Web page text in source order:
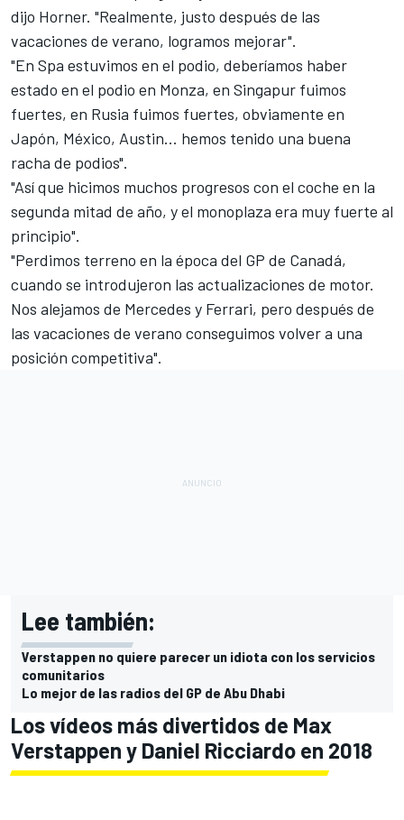
dijo Horner. "Realmente, justo después de las
vacaciones de verano, logramos mejorar".
"En Spa estuvimos en el podio, deberíamos haber
estado en el podio en Monza, en Singapur fuimos
fuertes, en Rusia fuimos fuertes, obviamente en
Japón, México, Austin... hemos tenido una buena
racha de podios".
"Así que hicimos muchos progresos con el coche en la
segunda mitad de año, y el monoplaza era muy fuerte al
principio".
"Perdimos terreno en la época del GP de Canadá,
cuando se introdujeron las actualizaciones de motor.
Nos alejamos de Mercedes y Ferrari, pero después de
las vacaciones de verano conseguimos volver a una
posición competitiva".
Lee también:
Verstappen no quiere parecer un idiota con los servicios
comunitarios
Lo mejor de las radios del GP de Abu Dhabi
Los vídeos más divertidos de Max
Verstappen y Daniel Ricciardo en 2018